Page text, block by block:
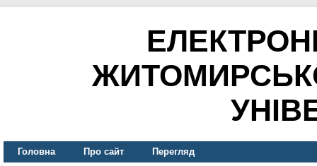
Головна Про сайт Перегляд